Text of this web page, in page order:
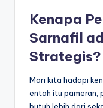
Kenapa
Sarnafil
Strategis?
Mari kita hadapi
entah itu pameran,